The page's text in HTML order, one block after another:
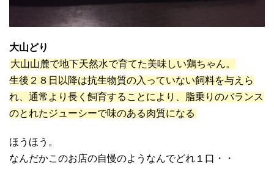
大山どり
大山山麓で地下天然水で育てた美味しい鶏ちゃん。
生後２８日以降は抗生物質の入っていない飼料を与えら
れ、通常より長く飼育することにより、脂乗りのバランス
のとれたジューシーで味のある肉質になる
ほうほう。
なんだかこのお店の自慢のようなんでどれ１口・・